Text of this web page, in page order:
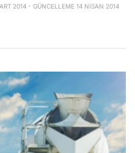
2014 - GÜNCELLEME 14 NISAN 2014